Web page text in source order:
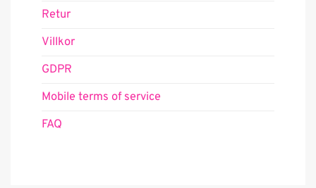
Retur
Villkor
GDPR
Mobile terms of service
FAQ